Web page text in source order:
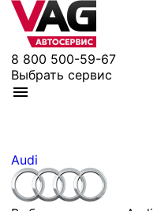
8 800 500-59-67
Выбрать сервис
Audi